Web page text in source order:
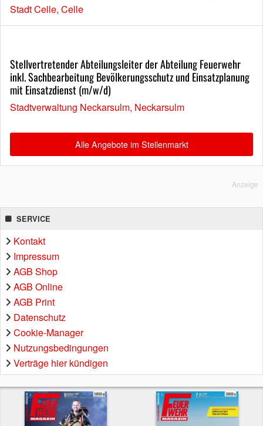
Stadt Celle, Celle
Stellvertretender Abteilungsleiter der Abteilung Feuerwehr
inkl. Sachbearbeitung Bevölkerungsschutz und Einsatzplanung
mit Einsatzdienst (m/w/d)
Stadtverwaltung Neckarsulm, Neckarsulm
Alle Angebote im Stellenmarkt
Anzeige
SERVICE
Kontakt
Impressum
AGB Shop
AGB Online
AGB Print
Datenschutz
Cookie-Manager
Nutzungsbedingungen
Verträge hier kündigen